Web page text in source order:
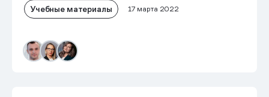
Учебные материалы 17 марта 2022